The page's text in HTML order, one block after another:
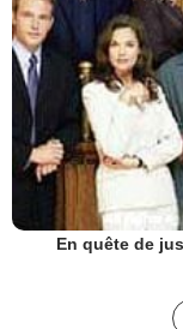
En quête de